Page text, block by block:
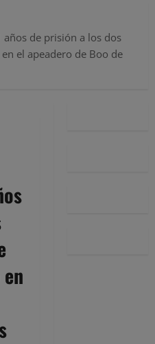
de prisión a los dos
el apeadero de Boo de